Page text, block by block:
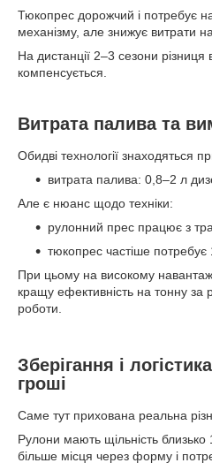
Тюкопрес дорожчий і потребує
механізму, але знижує витрати на
На дистанції 2–3 сезони різниця
компенсується.
Витрата палива та
Обидві технології знаходяться
витрата палива: 0,8–2 л
Але є нюанс щодо техніки:
рулонний прес працює з
тюкопрес частіше потребує
При цьому на високому
кращу ефективність на тонну за
роботи.
Зберігання і
гроші
Саме тут прихована реальна
Рулони мають щільність
більше місця через форму і